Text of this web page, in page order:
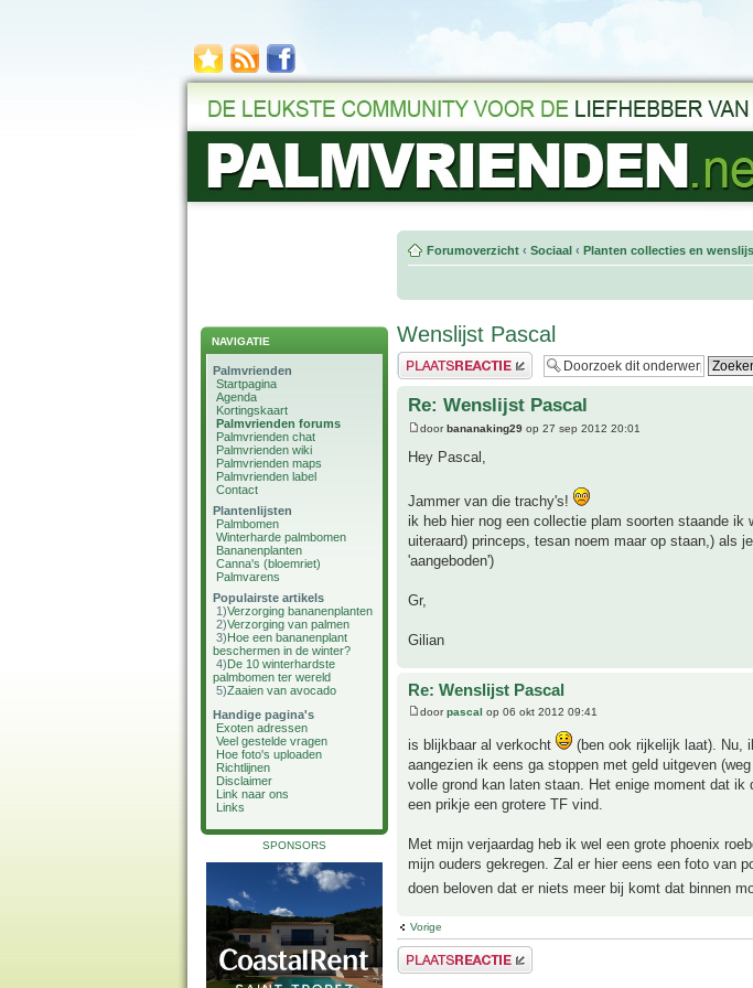
NAVIGATIE
Palmvrienden
Startpagina
Agenda
Kortingskaart
Palmvrienden forums
Palmvrienden chat
Palmvrienden wiki
Palmvrienden maps
Palmvrienden label
Contact
Plantenlijsten
Palmbomen
Winterharde palmbomen
Bananenplanten
Canna's (bloemriet)
Palmvarens
Populairste artikels
1)Verzorging bananenplanten
2)Verzorging van palmen
3)Hoe een bananenplant
beschermen in de winter?
4)De 10 winterhardste
palmbomen ter wereld
5)Zaaien van avocado
Handige pagina's
Exoten adressen
Veel gestelde vragen
Hoe foto's uploaden
Richtlijnen
Disclaimer
Link naar ons
Links
SPONSORS
Forumoverzicht ‹ Sociaal ‹ Planten collecties en
Wenslijst Pascal
Plaats een reactie
Re: Wenslijst Pascal
doorbananaking29 op 27 sep 2012 20:01
Hey Pascal,
Jammer van die trachy's!
ik heb hier nog een collectie plam soorten staande
uiteraard) princeps, tesan noem maar op staan,) als
'aangeboden')
Gr,
Gilian
Re: Wenslijst Pascal
doorpascal op 06 okt 2012 09:41
is blijkbaar al verkocht
(ben ook rijkelijk laat). Nu,
aangezien ik eens ga stoppen met geld uitgeven
volle grond kan laten staan. Het enige moment dat
een prikje een grotere TF vind.
Met mijn verjaardag heb ik wel een grote phoenix
mijn ouders gekregen. Zal er hier eens een foto van
doen beloven dat er niets meer bij komt dat binnen
Vorige
Plaats een reactie